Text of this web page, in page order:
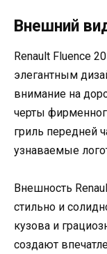
Внешний
Renault Fluence
элегантным
внимание на
черты
гриль передней
узнаваемые
Внешность
стильно и
кузова и
создают